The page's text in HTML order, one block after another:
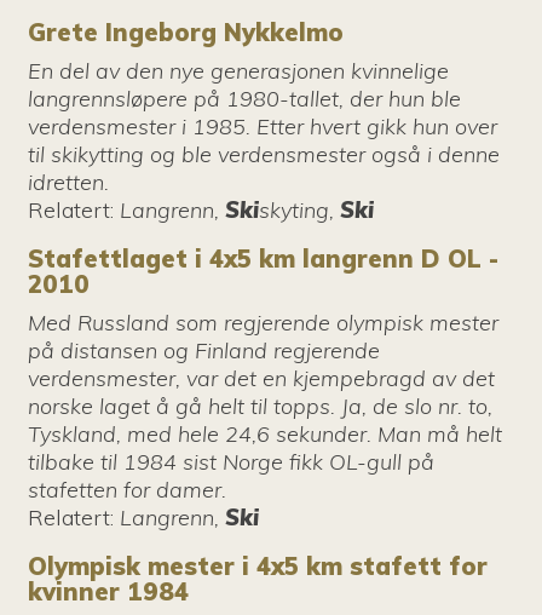
Grete Ingeborg Nykkelmo
En del av den nye generasjonen kvinnelige
langrennsløpere på 1980-tallet, der hun ble
verdensmester i 1985. Etter hvert gikk hun over
til skikytting og ble verdensmester også i denne
idretten.
Relatert: Langrenn,Skiskyting,Ski
Stafettlaget i 4x5 km langrenn D OL -
2010
Med Russland som regjerende olympisk mester
på distansen og Finland regjerende
verdensmester, var det en kjempebragd av det
norske laget å gå helt til topps. Ja, de slo nr. to,
Tyskland, med hele 24,6 sekunder. Man må helt
tilbake til 1984 sist Norge fikk OL-gull på
stafetten for damer.
Relatert: Langrenn,Ski
Olympisk mester i 4x5 km stafett for
kvinner 1984